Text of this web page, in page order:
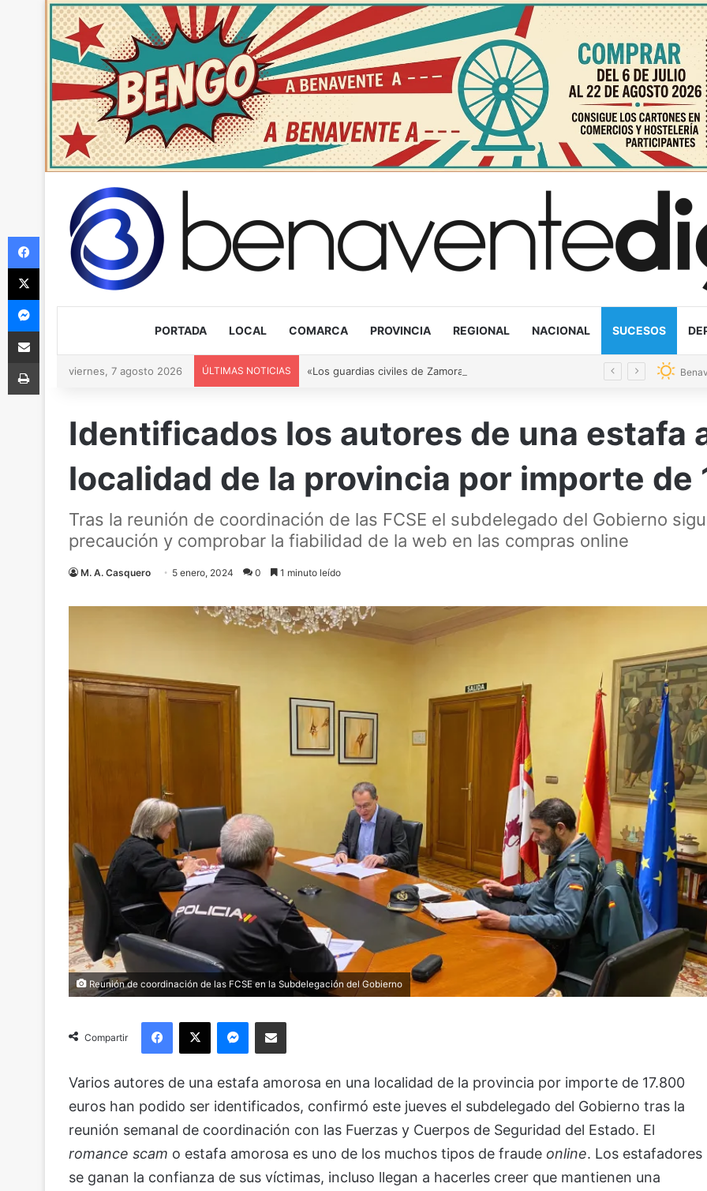
PORTADA LOCAL COMARCA PROVINCIA REGIONAL NACIONAL SUCESOS
viernes, 7 agosto 2026 ÚLTIMAS NOTICIAS
Identificados los autores de una estafa
localidad de la provincia por importe de
Tras la reunión de coordinación de las FCSE el subdelegado del Gobierno
precaución y comprobar la fiabilidad de la web en las compras online
M. A. Casquero 5 enero, 2024 0 1 minuto leído
Reunión de coordinación de las FCSE en la Subdelegación del Gobierno
Compartir
Facebook
X Messenger
Compartir via Email
Varios autores de una estafa amorosa en una localidad de la provincia por importe de 17.800
euros han podido ser identificados, confirmó este jueves el subdelegado del Gobierno tras la
reunión semanal de coordinación con las Fuerzas y Cuerpos de Seguridad del Estado. El
romance scam o estafa amorosa es uno de los muchos tipos de fraude online. Los estafadores
se ganan la confianza de sus víctimas, incluso llegan a hacerles creer que mantienen una
Facebook
X
Messenger
Compartir via Email